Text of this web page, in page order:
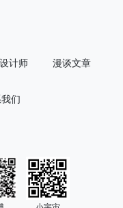
设计师 漫谈文章
们